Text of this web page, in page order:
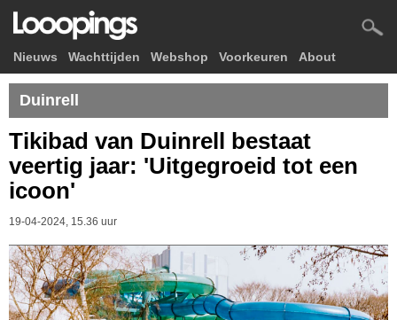
Nieuws Wachttijden Webshop Voorkeuren About
Duinrell
Tikibad van Duinrell bestaat
veertig jaar: 'Uitgegroeid tot een
icoon'
19-04-2024, 15.36 uur